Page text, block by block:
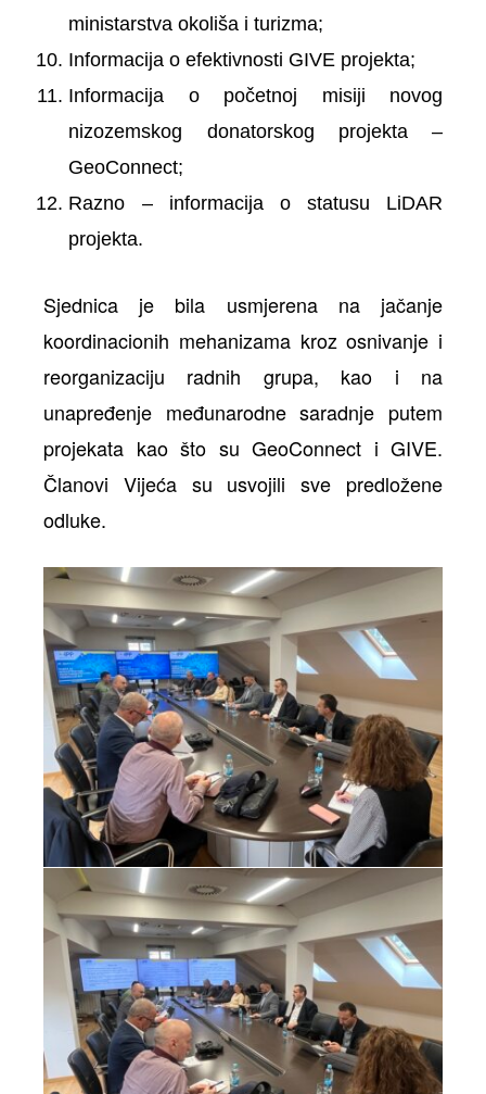
ministarstva okoliša i turizma;
Informacija o efektivnosti GIVE projekta;
Informacija o početnoj misiji novog
nizozemskog donatorskog projekta –
GeoConnect;
Razno – informacija o statusu LiDAR
projekta.
Sjednica je bila usmjerena na jačanje
koordinacionih mehanizama kroz osnivanje i
reorganizaciju radnih grupa, kao i na
unapređenje međunarodne saradnje putem
projekata kao što su GeoConnect i GIVE.
Članovi Vijeća su usvojili sve predložene
odluke.